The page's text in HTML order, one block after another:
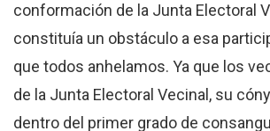
conformación de la Junta Electoral
constituía un obstáculo a esa
que todos anhelamos. Ya que los
de la Junta Electoral Vecinal, su
dentro del primer grado de